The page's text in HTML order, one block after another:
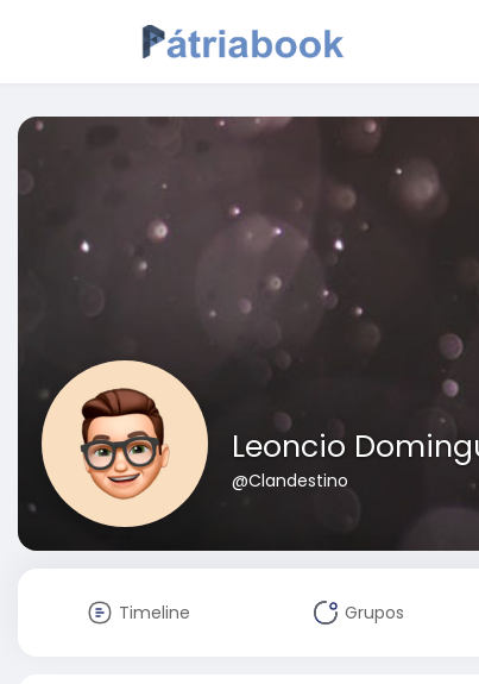
Leoncio
@Clandestino
Timeline Grupos